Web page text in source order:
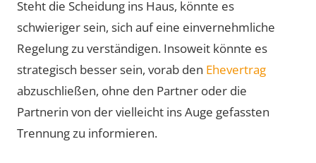
Steht die Scheidung ins Haus, könnte es
schwieriger sein, sich auf eine einvernehmliche
Regelung zu verständigen. Insoweit könnte es
strategisch besser sein, vorab den Ehevertrag
abzuschließen, ohne den Partner oder die
Partnerin von der vielleicht ins Auge gefassten
Trennung zu informieren.